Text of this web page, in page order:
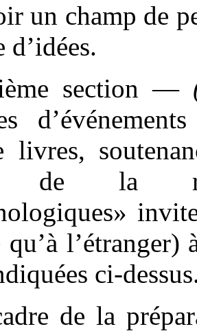
un champ de
d’idées.
section —
livres,
de la
qu’à
ci-
de la